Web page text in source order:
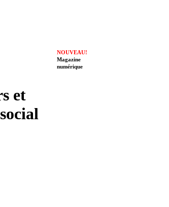
NOUVEAU!
Magazine
numérique
et